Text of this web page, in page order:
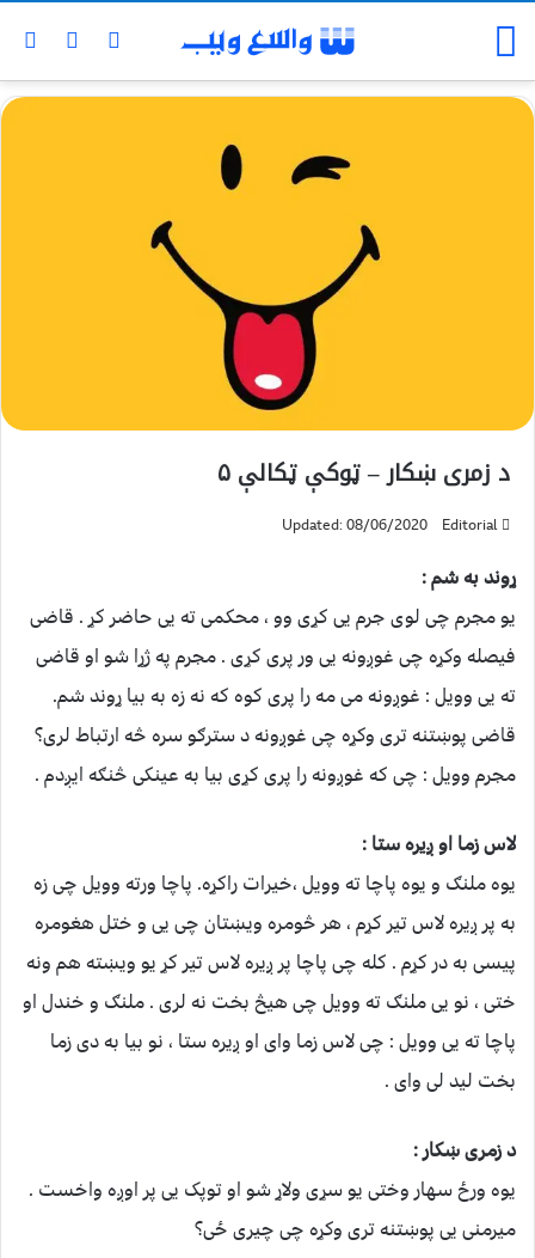
د زمری ښکار – ټوکې ټکالې ۵
Editorial
Updated: 08/06/2020
ړوند به شم :
یو مجرم چی لوی جرم يی کړی وو ، محکمی ته يی حاضر کړ . قاضی
فیصله وکړه چی غوږونه یی ور پری کړی . مجرم په ژړا شو او قاضی
ته يی وویل : غوږونه می مه را پری کوه که نه زه به بیا ړوند شم.
قاضی پوښتنه تری وکړه چی غوږونه د سترګو سره څه ارتباط لری؟
مجرم وویل : چی که غوږونه را پری کړی بيا به عینکی څنګه ايږدم .
لاس زما او ږیره ستا :
یوه ملنګ و یوه پاچا ته وویل ،خیرات راکړه. پاچا ورته وویل چی زه
به پر ږیره لاس تیر کړم ، هر څومره ويښتان چی یی و ختل هغومره
پیسی به در کړم . کله چی پاچا پر ږیره لاس تیر کړ يو ویښته هم ونه
ختی ، نو يی ملنګ ته وویل چی هيڅ بخت نه لری . ملنګ و خندل او
پاچا ته يی وویل : چی لاس زما وای او ږیره ستا ، نو بیا به دی زما
بخت لید لی وای .
د زمری ښکار :
یوه ورځ سهار وختی يو سړی ولاړ شو او توپک يی پر اوږه واخست .
میرمنی يی پوښتنه تری وکړه چی چيری ځی؟